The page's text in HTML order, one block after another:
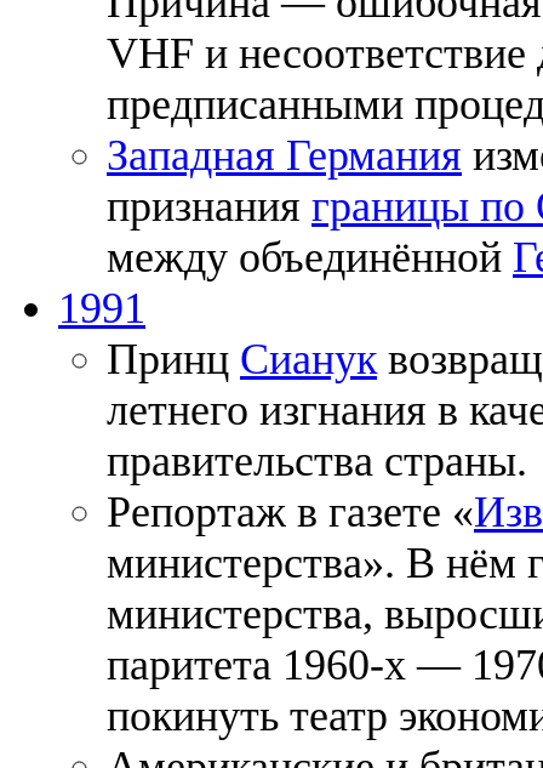
VHF и
предписанными
Западная Германия
признания границы по
между объединённой
1991
Принц Сианук
летнего изгнания в
правительства страны.
Репортаж в газете «
министерства». В нём
министерства,
паритета 1960-x —
покинуть театр